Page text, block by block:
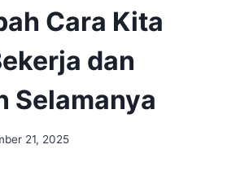
Cara Kita
dan
Selamanya
21, 2025